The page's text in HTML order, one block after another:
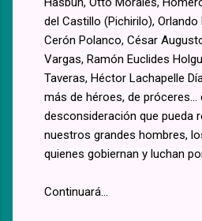
del Castillo (Pichirilo),
Cerón Polanco, César
Vargas, Ramón Euclides
Taveras, Héctor Lachapelle
más de héroes, de próceres…
desconsideración que pueda
nuestros grandes hombres,
quienes gobiernan y luchan
Continuará...